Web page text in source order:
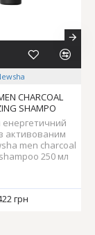
CHARCOAL
SHAMPO
енергетичний
активованим
men charcoal
250 мл
грн